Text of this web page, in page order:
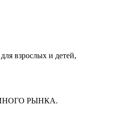
взрослых и детей,
РЫНКА.